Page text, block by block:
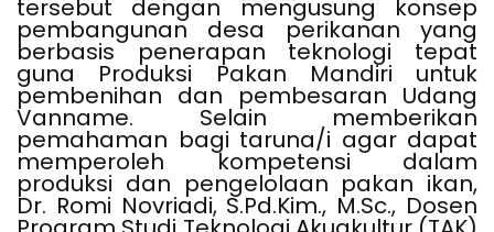
tersebut dengan mengusung konsep
pembangunan desa perikanan yang
berbasis penerapan teknologi tepat
guna Produksi Pakan Mandiri untuk
pembenihan dan pembesaran Udang
Vanname. Selain memberikan
pemahaman bagi taruna/i agar dapat
memperoleh kompetensi dalam
produksi dan pengelolaan pakan ikan,
Dr. Romi Novriadi, S.Pd.Kim., M.Sc., Dosen